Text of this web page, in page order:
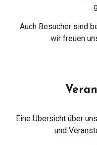
Auch Besucher sind
wir freuen
Eine Übersicht über
und